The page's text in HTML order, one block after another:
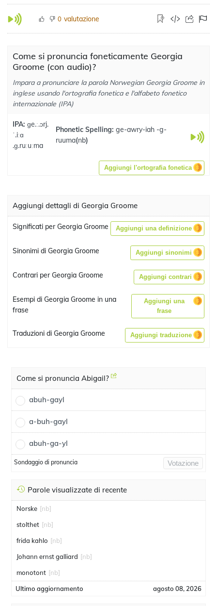
0 valutazione
Come si pronuncia foneticamente Georgia
Groome (con audio)?
Impara a pronunciare la parola Norwegian Georgia Groome in
inglese usando l'ortografia fonetica e l'alfabeto fonetico
internazionale (IPA)
IPA: ɡe.ː.ɔrj.
ˈ.iːɑ
.ɡ.ruːuːma
Phonetic Spelling:ge-awry-iah -g-
ruuma(nb)
Aggiungi l'ortografia fonetica
Aggiungi dettagli di Georgia Groome
Significati per Georgia Groome Aggiungi una definizione
Sinonimi di Georgia Groome Aggiungi sinonimi
Contrari per Georgia Groome Aggiungi contrari
Esempi di Georgia Groome in una
frase
Aggiungi una
frase
Traduzioni di Georgia Groome Aggiungi traduzione
Come si pronuncia Abigail?
abuh-gayl
a-buh-gayl
abuh-ga-yl
Sondaggio di pronuncia Votazione
Parole visualizzate di recente
Norske [nb]
stolthet [nb]
frida kahlo [nb]
Johann ernst galliard [nb]
monotont [nb]
Ultimo aggiornamento agosto 08, 2026